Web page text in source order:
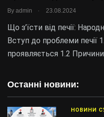
By admin . 23.08.2024
Що з’їсти від печії:
Вступ до проблеми печії
проявляється 1.2
Останні новини:
НОВИНИ